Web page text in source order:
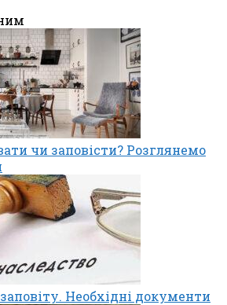
чи заповісти? Розглянемо
Необхідні документи